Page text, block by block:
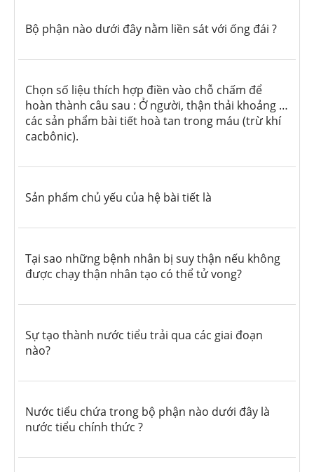
Bộ phận nào dưới đây nằm liền sát với ống đái ?
Chọn số liệu thích hợp điền vào chỗ chấm để
hoàn thành câu sau : Ở người, thận thải khoảng …
các sản phẩm bài tiết hoà tan trong máu (trừ khí
cacbônic).
Sản phẩm chủ yếu của hệ bài tiết là
Tại sao những bệnh nhân bị suy thận nếu không
được chạy thận nhân tạo có thể tử vong?
Sự tạo thành nước tiểu trải qua các giai đoạn
nào?
Nước tiểu chứa trong bộ phận nào dưới đây là
nước tiểu chính thức ?